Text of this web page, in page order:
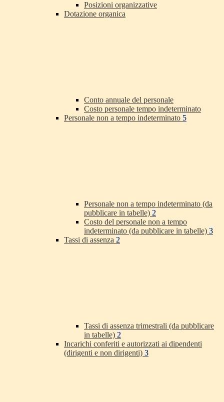
Posizioni organizzative
Dotazione organica
Conto annuale del personale
Costo personale tempo indeterminato
Personale non a tempo indeterminato 5
Personale non a tempo indeterminato (da
pubblicare in tabelle) 2
Costo del personale non a tempo
indeterminato (da pubblicare in tabelle) 3
Tassi di assenza 2
Tassi di assenza trimestrali (da pubblicare
in tabelle) 2
Incarichi conferiti e autorizzati ai dipendenti
(dirigenti e non dirigenti) 3